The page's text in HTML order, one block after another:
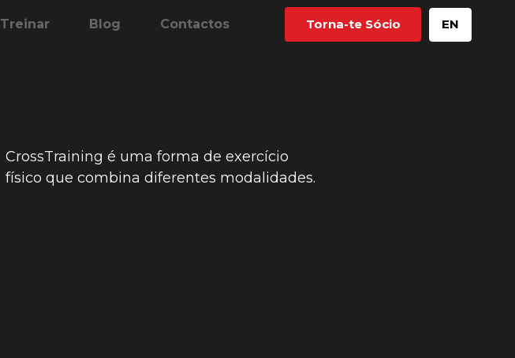
Treinar Blog Contactos Torna-te Sócio EN
CrossTraining é uma forma de exercício
físico que combina diferentes modalidades.